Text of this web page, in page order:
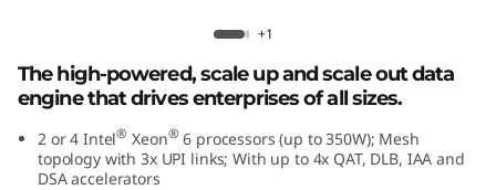
m
a
Lenovo ThinkSystem SR850 V4
+1
The high-powered, scale up and scale out data
engine that drives enterprises of all sizes.
2 or 4 Intel® Xeon® 6 processors (up to 350W); Mesh
topology with 3x UPI links; With up to 4x QAT, DLB, IAA and
DSA accelerators